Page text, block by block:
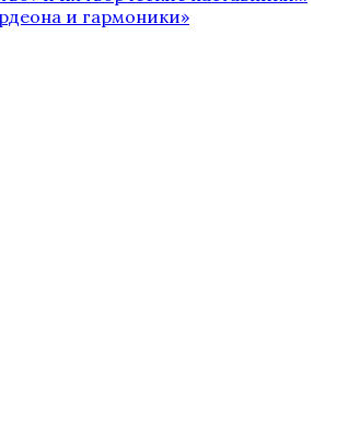
и гармоники»